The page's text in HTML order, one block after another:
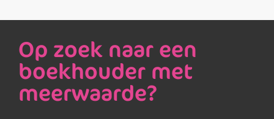
Op zoek naar een
boekhouder met
meerwaarde?